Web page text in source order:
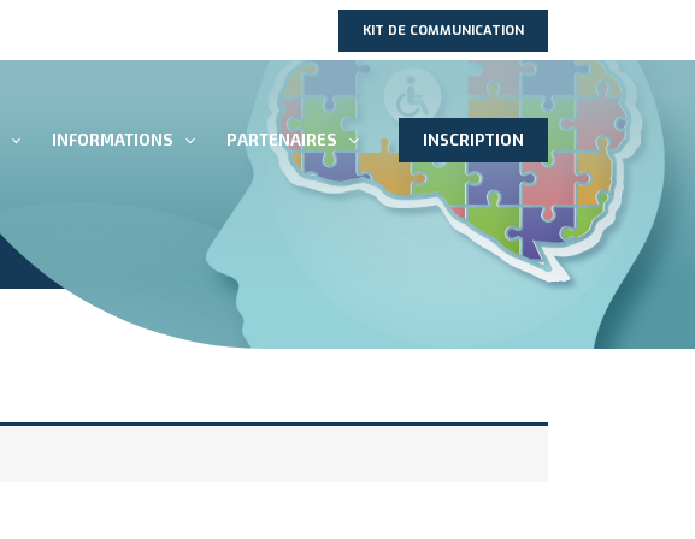
KIT DE COMMUNICATION
INFORMATIONS PARTENAIRES INSCRIPTION